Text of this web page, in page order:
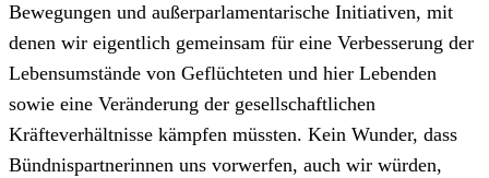
Bewegungen und außerparlamentarische Initiativen, mit
denen wir eigentlich gemeinsam für eine Verbesserung der
Lebensumstände von Geflüchteten und hier Lebenden
sowie eine Veränderung der gesellschaftlichen
Kräfteverhältnisse kämpfen müssten. Kein Wunder, dass
Bündnispartnerinnen uns vorwerfen, auch wir würden,